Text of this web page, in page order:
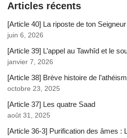
Articles récents
[Article 40] La riposte de ton
juin 6, 2026
[Article 39] L’appel au Tawhîd et le
janvier 7, 2026
[Article 38] Brève histoire de
octobre 23, 2025
[Article 37] Les quatre Saad
août 31, 2025
[Article 36-3] Purification des âmes :